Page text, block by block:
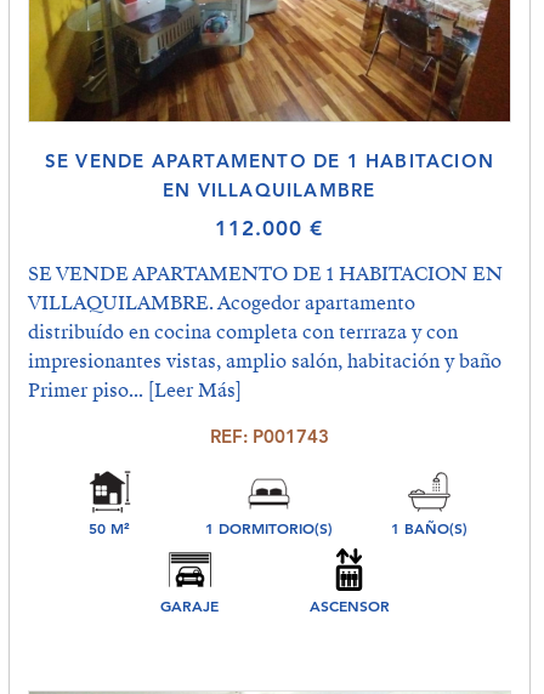
SE VENDE APARTAMENTO DE 1 HABITACION
EN VILLAQUILAMBRE
112.000 €
SE VENDE APARTAMENTO DE 1 HABITACION EN
VILLAQUILAMBRE. Acogedor apartamento
distribuído en cocina completa con terrraza y con
impresionantes vistas, amplio salón, habitación y baño
Primer piso... [Leer Más]
REF: P001743
50 M² 1 DORMITORIO(S) 1 BAÑO(S)
GARAJE ASCENSOR